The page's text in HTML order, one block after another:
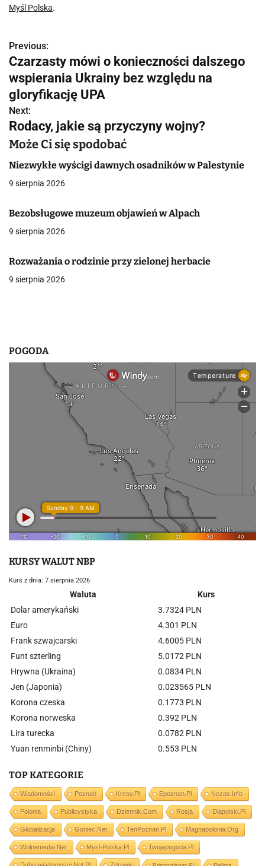
Myśl Polska.
N
a
w
i
g
a
c
j
a
p
Previous:
Czarzasty mówi o konieczności dalszego
wspierania Ukrainy bez względu na
gloryfikację UPA
Next:
Rodacy, jakie są przyczyny wojny?
Może Ci się spodobać
Niezwykłe wyścigi dawnych osadników w Palestynie
9 sierpnia 2026
Bezobsługowe muzeum objawień w Alpach
9 sierpnia 2026
Rozważania o rodzinie przy zielonej herbacie
9 sierpnia 2026
POGODA
KURSY WALUT NBP
Kurs z dnia: 7 sierpnia 2026
Waluta
Kurs
Dolar amerykański
3.7324 PLN
Euro
4.301 PLN
Frank szwajcarski
4.6005 PLN
Funt szterling
5.0172 PLN
Hrywna (Ukraina)
0.0834 PLN
Jen (Japonia)
0.023565 PLN
Korona czeska
0.1773 PLN
Korona norweska
0.392 PLN
Lira turecka
0.0782 PLN
Yuan renminbi (Chiny)
0.553 PLN
TOP KATEGORIE
Wiadomości Poznań Kresy.pl Epoznan.pl Nczas.info
Polonia Publicystyka Dziennik.com Rosja Dlapolski.pl
Globalizacja Goniec.net TenPoznan.pl Magnapolonia.org
Wolnemedia.net Mysl-Polska.pl Twojapogoda.pl